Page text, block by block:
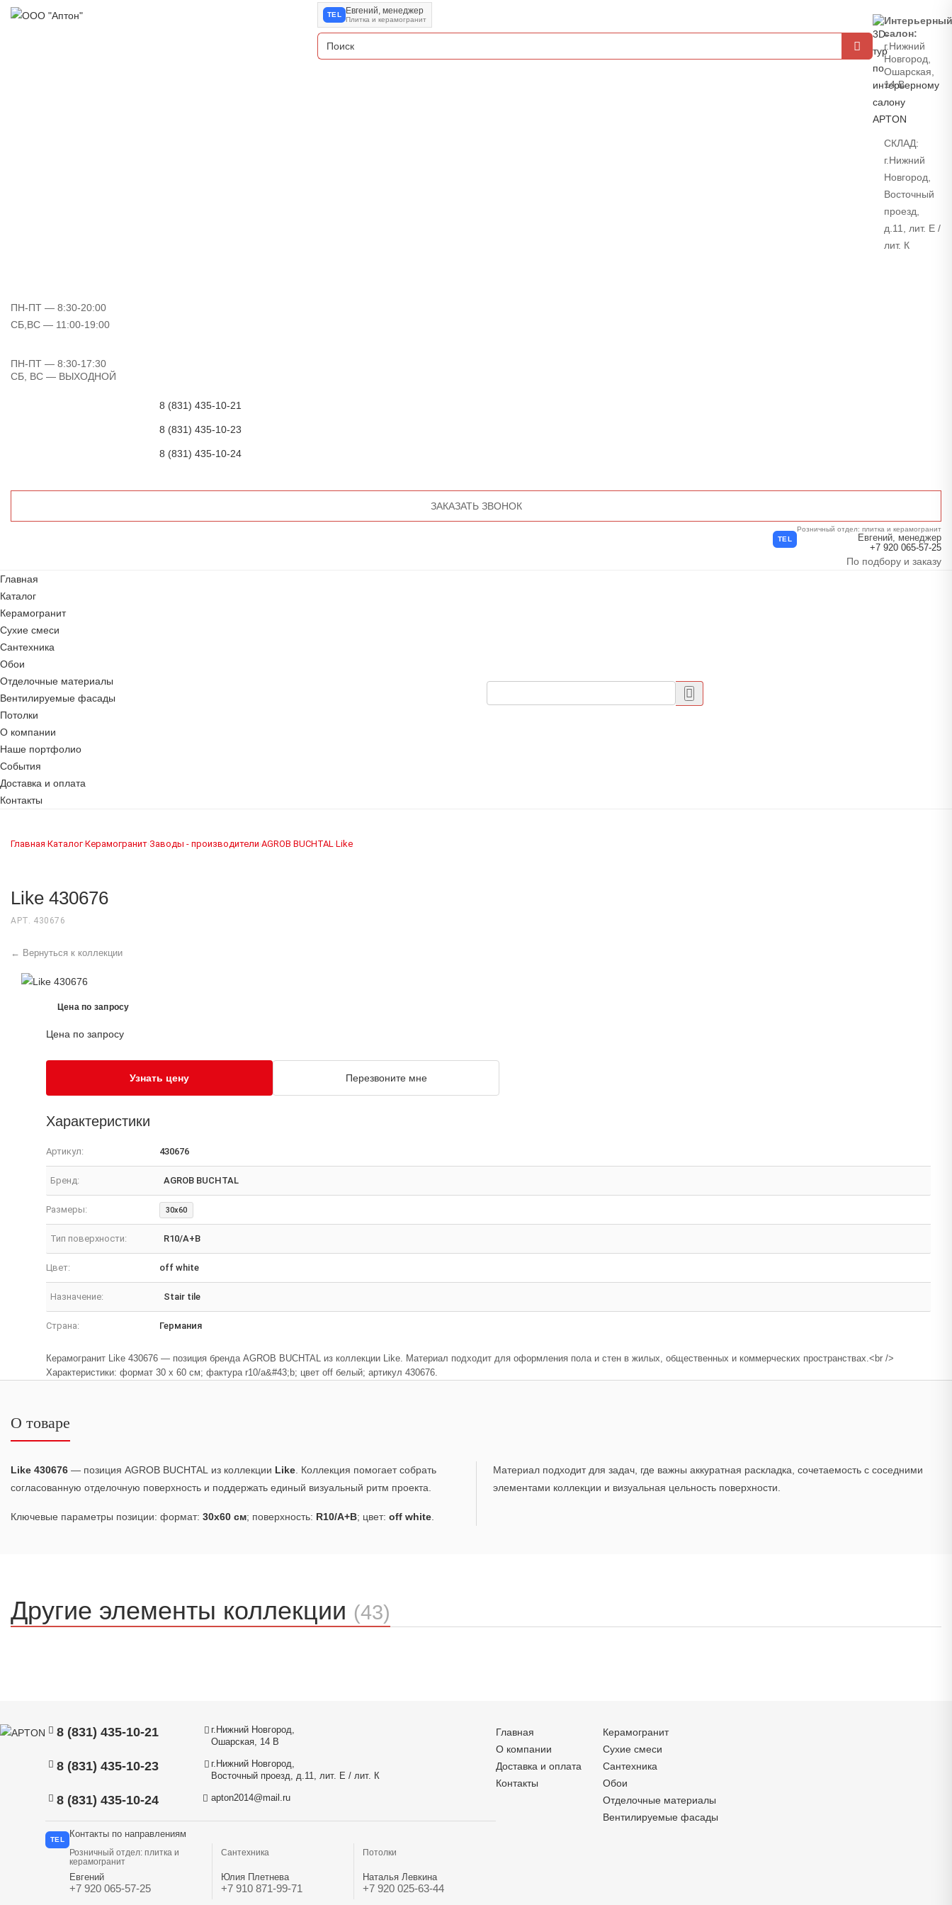
TEL Евгений, менеджер
Плитка и керамогранит
Интерьерный
салон:
г.Нижний
Новгород,
Ошарская,
14 В
СКЛАД:
г.Нижний
Новгород,
Восточный
проезд,
д.11, лит. Е /
лит. К
ПН-ПТ — 8:30-20:00
СБ,ВС — 11:00-19:00
ПН-ПТ — 8:30-17:30
СБ, ВС — ВЫХОДНОЙ
8 (831) 435-10-21
8 (831) 435-10-23
8 (831) 435-10-24
ЗАКАЗАТЬ ЗВОНОК
TEL
Розничный отдел: плитка и керамогранит
Евгений, менеджер
+7 920 065-57-25
По подбору и заказу
Главная
Каталог
Керамогранит
Сухие смеси
Сантехника
Обои
Отделочные материалы
Вентилируемые фасады
Потолки
О компании
Наше портфолио
События
Доставка и оплата
Контакты
Главная›Каталог›Керамогранит›Заводы - производители›AGROB BUCHTAL›Like
Like 430676
АРТ. 430676
← Вернуться к коллекции
Цена по запросу
Цена по запросу
Узнать цену Перезвоните мне
Характеристики
Артикул: 430676
Бренд: AGROB BUCHTAL
Размеры: 30x60
Тип поверхности: R10/A+B
Цвет: off white
Назначение: Stair tile
Страна: Германия
Керамогранит Like 430676 — позиция бренда AGROB BUCHTAL из коллекции Like. Материал подходит для оформления пола и стен в жилых, общественных и коммерческих пространствах.<br />
Характеристики: формат 30 x 60 см; фактура r10/a&#43;b; цвет off белый; артикул 430676.
О товаре
Like 430676 — позиция AGROB BUCHTAL из коллекции Like . Коллекция помогает собрать
согласованную отделочную поверхность и поддержать единый визуальный ритм проекта.
Ключевые параметры позиции: формат: 30x60 см; поверхность: R10/A+B; цвет: off white
Материал подходит для задач, где важны аккуратная раскладка, сочетаемость с соседними
элементами коллекции и визуальная цельность поверхности.
Другие элементы коллекции (43)
8 (831) 435-10-21
8 (831) 435-10-23
8 (831) 435-10-24
г.Нижний Новгород,
Ошарская, 14 В
г.Нижний Новгород,
Восточный проезд, д.11, лит. Е / лит. К
apton2014@mail.ru
TEL
Контакты по направлениям
Розничный отдел: плитка и
керамогранит
Евгений
+7 920 065-57-25
Сантехника
Юлия Плетнева
+7 910 871-99-71
Потолки
Наталья Левкина
+7 920 025-63-44
Главная
О компании
Доставка и оплата
Контакты
Керамогранит
Сухие смеси
Сантехника
Обои
Отделочные материалы
Вентилируемые фасады